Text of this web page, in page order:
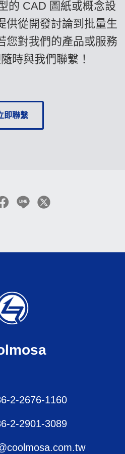
的 CAD 圖紙或概念設
供從開發討論到批量生
您對我們的產品或服務
時與我們聯繫！
即聯繫
2-2676-1160
2-2901-3089